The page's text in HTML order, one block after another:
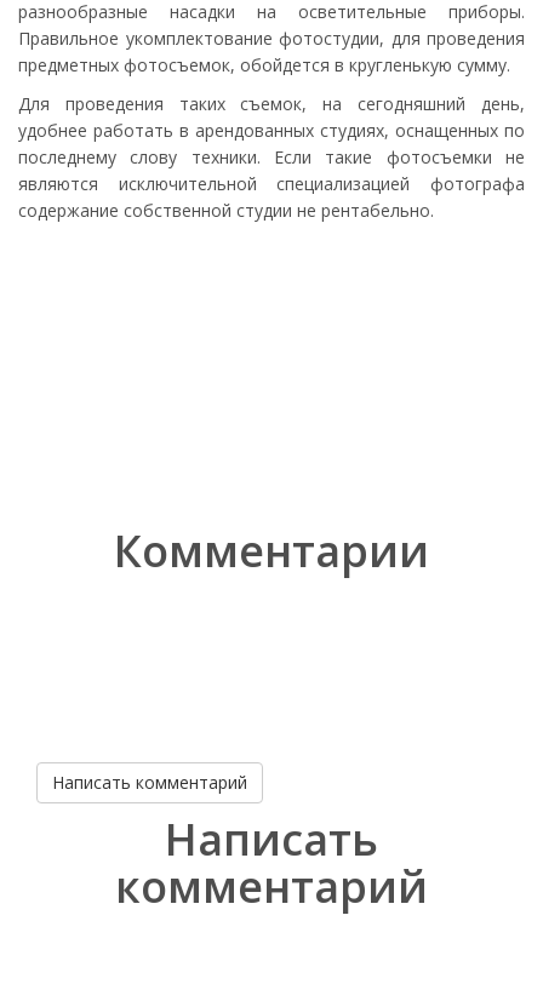
разнообразные насадки на осветительные приборы.
Правильное укомплектование фотостудии, для проведения
предметных фотосъемок, обойдется в кругленькую сумму.
Для проведения таких съемок, на сегодняшний день,
удобнее работать в арендованных студиях, оснащенных по
последнему слову техники. Если такие фотосъемки не
являются исключительной специализацией фотографа
содержание собственной студии не рентабельно.
Комментарии
Написать комментарий
Написать
комментарий